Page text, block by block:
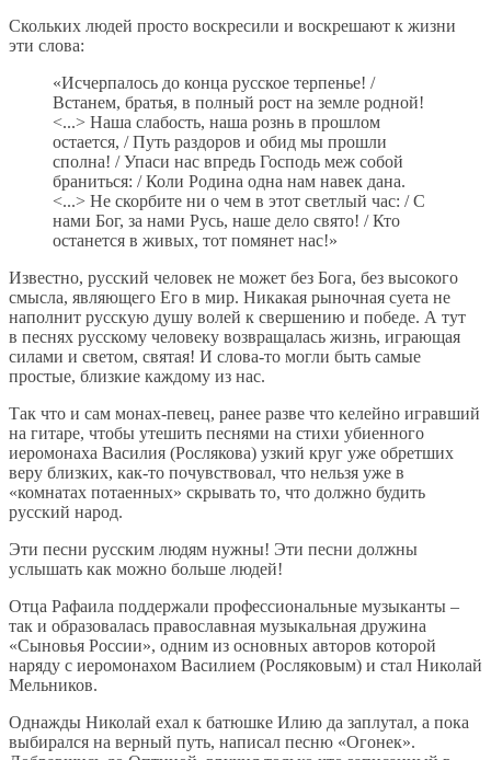
Скольких людей просто воскресили и воскрешают к жизни
эти слова:
«Исчерпалось до конца русское терпенье! /
Встанем, братья, в полный рост на земле родной!
<...> Наша слабость, наша рознь в прошлом
остается, / Путь раздоров и обид мы прошли
сполна! / Упаси нас впредь Господь меж собой
браниться: / Коли Родина одна нам навек дана.
<...> Не скорбите ни о чем в этот светлый час: / С
нами Бог, за нами Русь, наше дело свято! / Кто
останется в живых, тот помянет нас!»
Известно, русский человек не может без Бога, без высокого
смысла, являющего Его в мир. Никакая рыночная суета не
наполнит русскую душу волей к свершению и победе. А тут
в песнях русскому человеку возвращалась жизнь, играющая
силами и светом, святая! И слова-то могли быть самые
простые, близкие каждому из нас.
Так что и сам монах-певец, ранее разве что келейно игравший
на гитаре, чтобы утешить песнями на стихи убиенного
иеромонаха Василия (Рослякова) узкий круг уже обретших
веру близких, как-то почувствовал, что нельзя уже в
«комнатах потаенных» скрывать то, что должно будить
русский народ.
Эти песни русским людям нужны! Эти песни должны
услышать как можно больше людей!
Отца Рафаила поддержали профессиональные музыканты –
так и образовалась православная музыкальная дружина
«Сыновья России», одним из основных авторов которой
наряду с иеромонахом Василием (Росляковым) и стал Николай
Мельников.
Однажды Николай ехал к батюшке Илию да заплутал, а пока
выбирался на верный путь, написал песню «Огонек».